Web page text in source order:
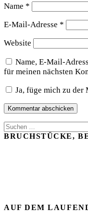
Name *
E-Mail-Adresse *
Website
Name, E-Mail-
für meinen nächsten
Ja, füge mich zu
Suchen
nach:
BRUCHSTÜCKE,
AUF DEM